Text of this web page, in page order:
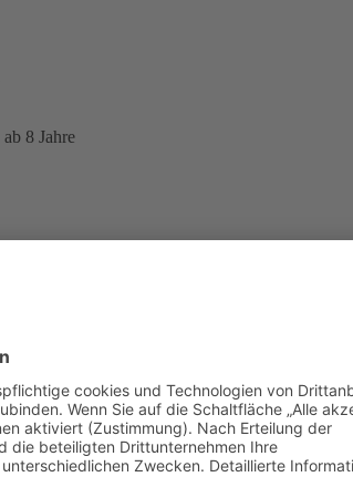
ab 8 Jahre